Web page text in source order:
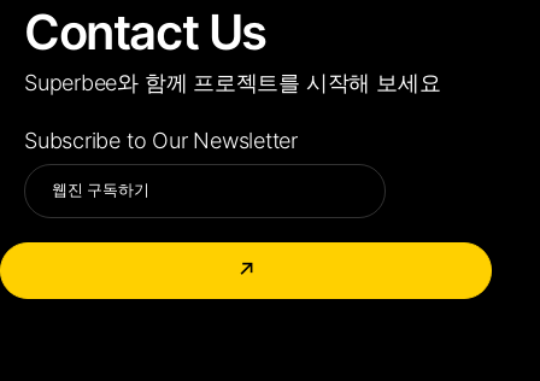
Contact Us
Superbee와 함께 프로젝트를 시작해 보세요
Subscribe to Our Newsletter
↗
Alternative: